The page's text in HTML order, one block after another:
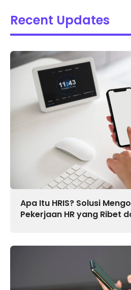
Recent Updates
Apa Itu HRIS? Solusi
Pekerjaan HR yang Ribet